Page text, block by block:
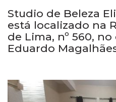
Studio de Beleza
está localizado na
de Lima, nº 560,
Eduardo